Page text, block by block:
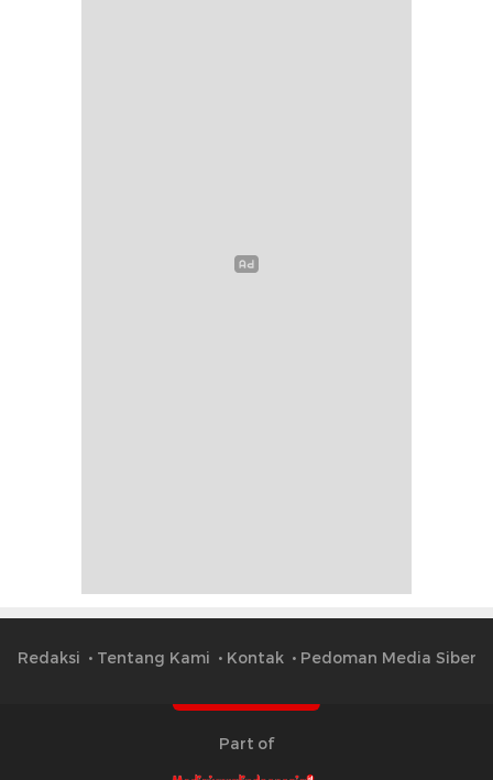
Redaksi Tentang Kami Kontak Pedoman Media Siber
Part of